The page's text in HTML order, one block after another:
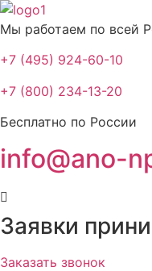
Мы работаем по всей
+7 (495) 924-60-10​
+7 (800) 234-13-20​
Бесплатно по России
info@ano-
Заявки
Заказать звонок